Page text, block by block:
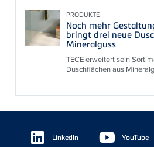
PRODUKTE
Noch mehr
bringt drei neue
Mineralguss
TECE erweitert sein
Duschflächen aus
Floating
Sidebar LinkedIn YouTube